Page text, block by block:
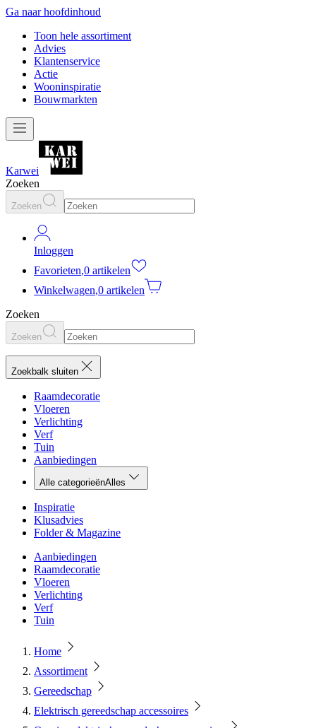
Ga naar hoofdinhoud
Toon hele assortiment
Advies
Klantenservice
Actie
Wooninspiratie
Bouwmarkten
Karwei
Zoeken
Zoeken
Inloggen
Favorieten,0 artikelen
Winkelwagen,0 artikelen
Zoeken
Zoeken
Zoekbalk sluiten
Raamdecoratie
Vloeren
Verlichting
Verf
Tuin
Aanbiedingen
Alle categorieënAlles
Inspiratie
Klusadvies
Folder & Magazine
Aanbiedingen
Raamdecoratie
Vloeren
Verlichting
Verf
Tuin
Home
Assortiment
Gereedschap
Elektrisch gereedschap accessoires